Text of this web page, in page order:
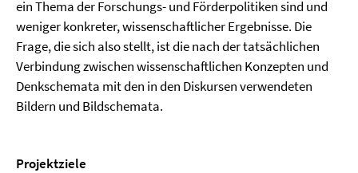
ein Thema der Forschungs- und Förderpolitiken sind und
weniger konkreter, wissenschaftlicher Ergebnisse. Die
Frage, die sich also stellt, ist die nach der tatsächlichen
Verbindung zwischen wissenschaftlichen Konzepten und
Denkschemata mit den in den Diskursen verwendeten
Bildern und Bildschemata.
Projektziele